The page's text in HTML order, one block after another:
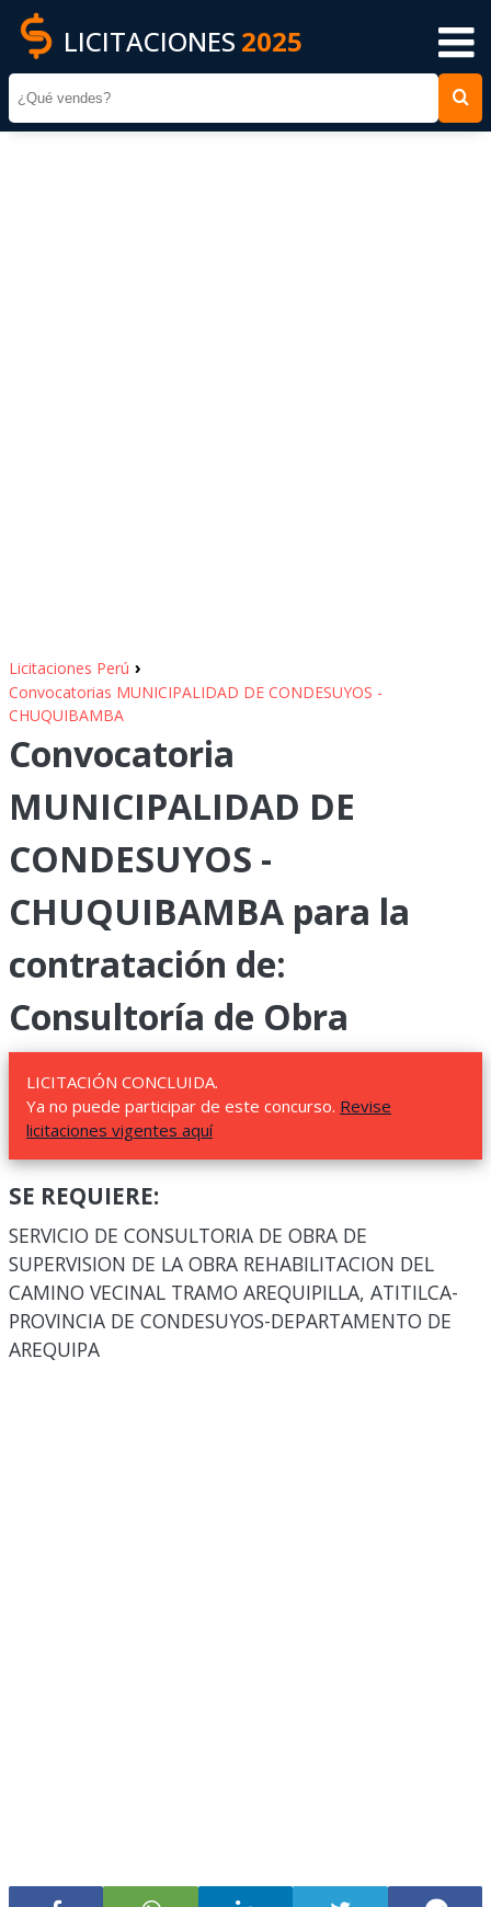
LICITACIONES 2025
Licitaciones Perú ›
Convocatorias MUNICIPALIDAD DE CONDESUYOS -
CHUQUIBAMBA
Convocatoria
MUNICIPALIDAD DE
CONDESUYOS -
CHUQUIBAMBA para la
contratación de:
Consultoría de Obra
LICITACIÓN CONCLUIDA.
Ya no puede participar de este concurso. Revise
licitaciones vigentes aquí
SE REQUIERE:
SERVICIO DE CONSULTORIA DE OBRA DE
SUPERVISION DE LA OBRA REHABILITACION DEL
CAMINO VECINAL TRAMO AREQUIPILLA, ATITILCA-
PROVINCIA DE CONDESUYOS-DEPARTAMENTO DE
AREQUIPA